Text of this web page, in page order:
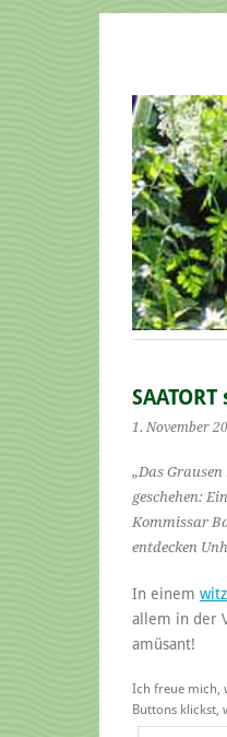
1. November
„Das
geschehen:
Kommissar
entdecken
In einem
allem in der
amüsant!
Ich freue mich,
Buttons klickst,